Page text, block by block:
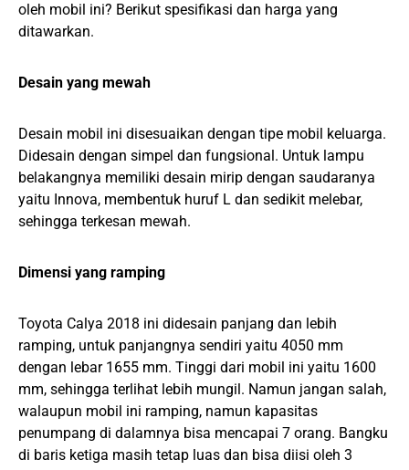
oleh mobil ini? Berikut spesifikasi dan harga yang
ditawarkan.
Desain yang mewah
Desain mobil ini disesuaikan dengan tipe mobil keluarga.
Didesain dengan simpel dan fungsional. Untuk lampu
belakangnya memiliki desain mirip dengan saudaranya
yaitu Innova, membentuk huruf L dan sedikit melebar,
sehingga terkesan mewah.
Dimensi yang ramping
Toyota Calya 2018 ini didesain panjang dan lebih
ramping, untuk panjangnya sendiri yaitu 4050 mm
dengan lebar 1655 mm. Tinggi dari mobil ini yaitu 1600
mm, sehingga terlihat lebih mungil. Namun jangan salah,
walaupun mobil ini ramping, namun kapasitas
penumpang di dalamnya bisa mencapai 7 orang. Bangku
di baris ketiga masih tetap luas dan bisa diisi oleh 3